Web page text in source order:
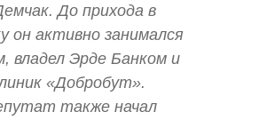
До прихода в
он активно занимался
владел Эрде Банком и
«Добробут».
также начал